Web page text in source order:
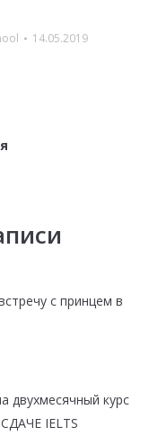
14.05.2019
с принцем в
двухмесячный курс
IELTS